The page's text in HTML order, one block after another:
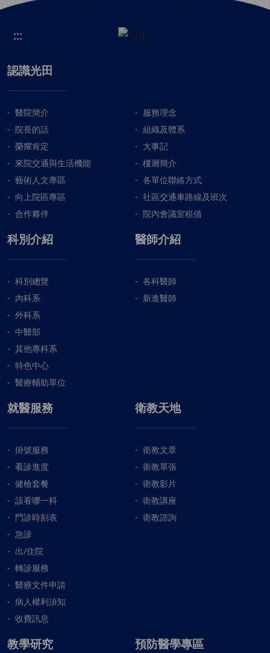
:::
認識光田
醫院簡介
服務理念
院長的話
組織及體系
榮耀肯定
大事記
來院交通與生活機能
樓層簡介
藝術人文專區
各單位聯絡方式
向上院區專區
社區交通車路線及班次
合作夥伴
院內會議室租借
科別介紹
科別總覽
內科系
外科系
中醫部
其他專科系
特色中心
醫療輔助單位
醫師介紹
各科醫師
新進醫師
就醫服務
掛號服務
看診進度
健檢套餐
該看哪一科
門診時刻表
急診
出/住院
轉診服務
醫療文件申請
病人權利須知
收費訊息
衛教天地
衛教文章
衛教單張
衛教影片
衛教講座
衛教諮詢
教學研究 預防醫學專區